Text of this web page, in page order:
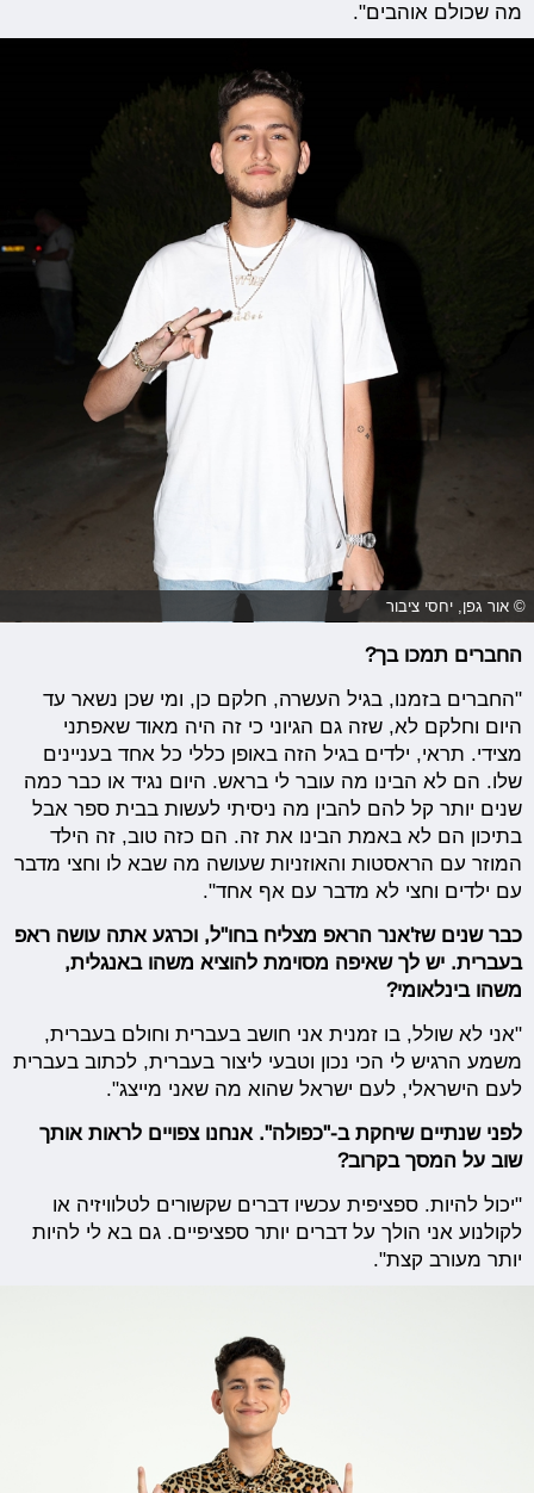
מה שכולם אוהבים".
© אור גפן, יחסי ציבור
החברים תמכו בך?
"החברים בזמנו, בגיל העשרה, חלקם כן, ומי שכן נשאר עד
היום וחלקם לא, שזה גם הגיוני כי זה היה מאוד שאפתני
מצידי. תראי, ילדים בגיל הזה באופן כללי כל אחד בעניינים
שלו. הם לא הבינו מה עובר לי בראש. היום נגיד או כבר כמה
שנים יותר קל להם להבין מה ניסיתי לעשות בבית ספר אבל
בתיכון הם לא באמת הבינו את זה. הם כזה טוב, זה הילד
המוזר עם הראסטות והאוזניות שעושה מה שבא לו וחצי מדבר
עם ילדים וחצי לא מדבר עם אף אחד".
כבר שנים שז'אנר הראפ מצליח בחו"ל, וכרגע אתה עושה ראפ
בעברית. יש לך שאיפה מסוימת להוציא משהו באנגלית,
משהו בינלאומי?
"אני לא שולל, בו זמנית אני חושב בעברית וחולם בעברית,
משמע הרגיש לי הכי נכון וטבעי ליצור בעברית, לכתוב בעברית
לעם הישראלי, לעם ישראל שהוא מה שאני מייצג".
לפני שנתיים שיחקת ב-"כפולה". אנחנו צפויים לראות אותך
שוב על המסך בקרוב?
"יכול להיות. ספציפית עכשיו דברים שקשורים לטלוויזיה או
לקולנוע אני הולך על דברים יותר ספציפיים. גם בא לי להיות
יותר מעורב קצת".